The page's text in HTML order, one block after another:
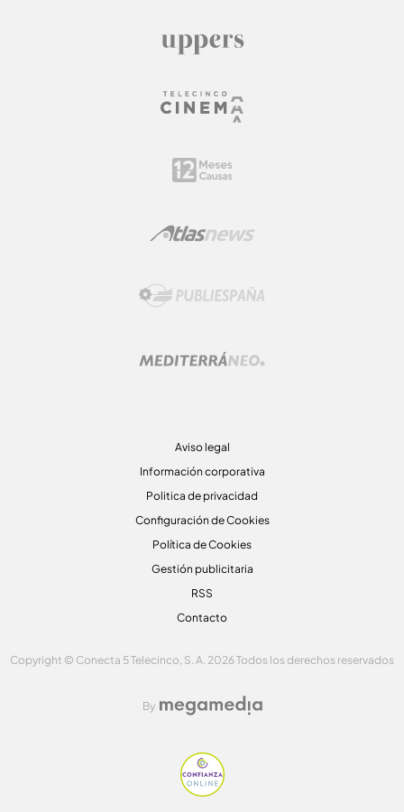
Aviso legal
Información corporativa
Politica de privacidad
Configuración de Cookies
Política de Cookies
Gestión publicitaria
RSS
Contacto
Copyright © Conecta 5 Telecinco, S. A. 2026 Todos los derechos reservados
By